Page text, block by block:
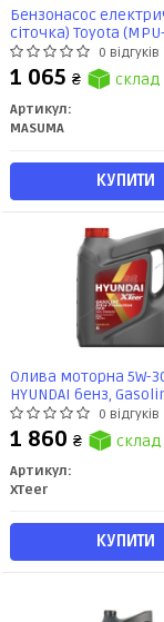
Бензонасос
сіточка) Toyota
MASUMA
0 відгуків
1 065 ₴ склад
Артикул:
MASUMA
КУПИТИ
Олива моторна 5W-
HYUNDAI бенз,
Protection SP/GF-6,
0 відгуків
1 860 ₴ склад
Артикул:
XTeer
КУПИТИ